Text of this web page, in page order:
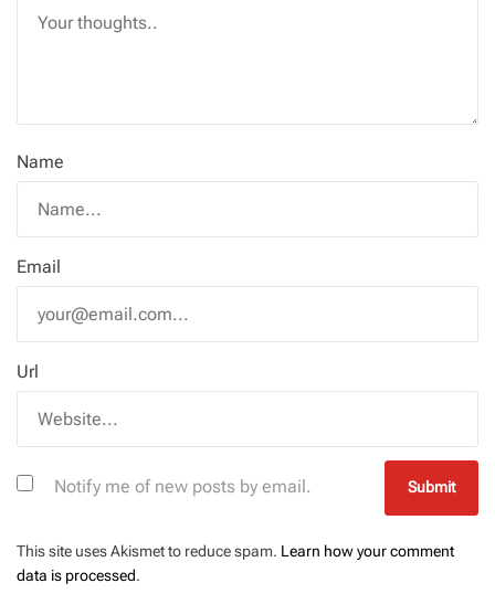
Name
Email
Url
Notify me of new posts by email.
This site uses Akismet to reduce spam. Learn how your comment
data is processed.